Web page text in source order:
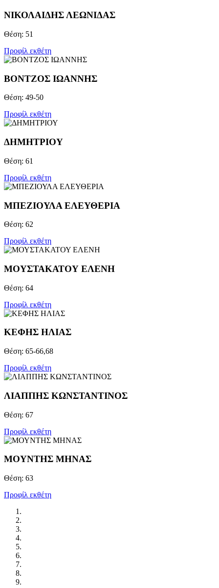
ΝΙΚΟΛΑΙΔΗΣ ΛΕΩΝΙΔΑΣ
Θέση: 51
Προφίλ εκθέτη
ΒΟΝΤΖOΣ ΙΩΑΝΝΗΣ
Θέση: 49-50
Προφίλ εκθέτη
ΔΗΜΗΤΡΙΟΥ
Θέση: 61
Προφίλ εκθέτη
ΜΠΕΖΙΟΥΛΑ ΕΛΕΥΘΕΡΙΑ
Θέση: 62
Προφίλ εκθέτη
ΜΟΥΣΤΑΚΑΤΟΥ ΕΛΕΝΗ
Θέση: 64
Προφίλ εκθέτη
ΚΕΦΗΣ ΗΛΙΑΣ
Θέση: 65-66,68
Προφίλ εκθέτη
ΛΙΑΠΠΗΣ KΩΝΣΤΑΝΤΙΝΟΣ
Θέση: 67
Προφίλ εκθέτη
ΜΟΥΝΤΗΣ ΜΗΝΑΣ
Θέση: 63
Προφίλ εκθέτη